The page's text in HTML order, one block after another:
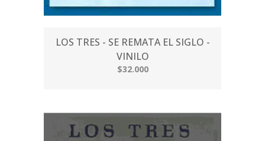
LOS TRES - SE REMATA EL SIGLO -
VINILO
$32.000